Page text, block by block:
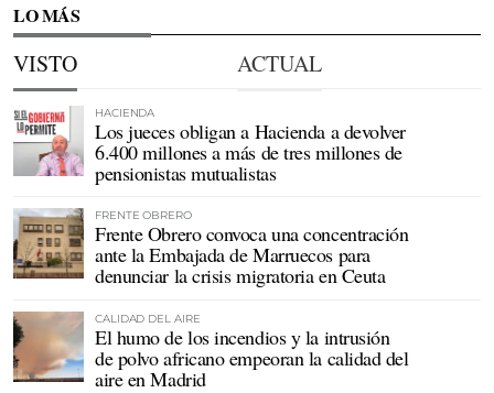
LO MÁS
VISTO ACTUAL
HACIENDA
Los jueces obligan a Hacienda a devolver
6.400 millones a más de tres millones de
pensionistas mutualistas
FRENTE OBRERO
Frente Obrero convoca una concentración
ante la Embajada de Marruecos para
denunciar la crisis migratoria en Ceuta
CALIDAD DEL AIRE
El humo de los incendios y la intrusión
de polvo africano empeoran la calidad del
aire en Madrid